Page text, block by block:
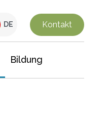
DE Kontakt
Bildung